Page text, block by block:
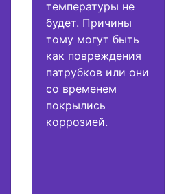
температуры не
будет. Причины
тому могут быть
как повреждения
патрубков или они
со временем
покрылись
коррозией.